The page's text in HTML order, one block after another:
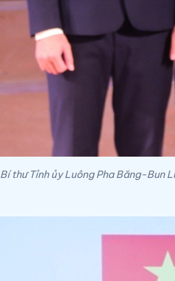
Bí thư Tỉnh ủy Luông Pha Băng-Bun